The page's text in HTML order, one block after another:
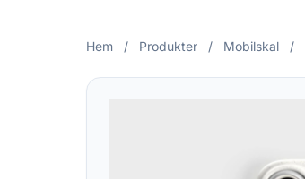
Hem / Produkter / Mobilskal /